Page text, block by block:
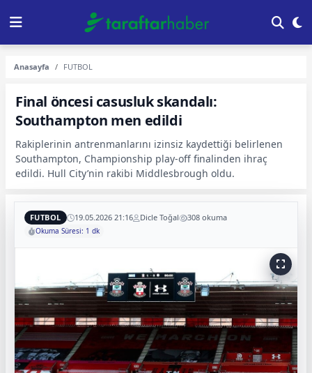
Anasayfa FUTBOL
Final öncesi casusluk skandalı:
Southampton men edildi
Rakiplerinin antrenmanlarını izinsiz kaydettiği belirlenen
Southampton, Championship play-off finalinden ihraç
edildi. Hull City’nin rakibi Middlesbrough oldu.
FUTBOL 19.05.2026 21:16 Dicle Toğal 308 okuma
Okuma Süresi: 1 dk